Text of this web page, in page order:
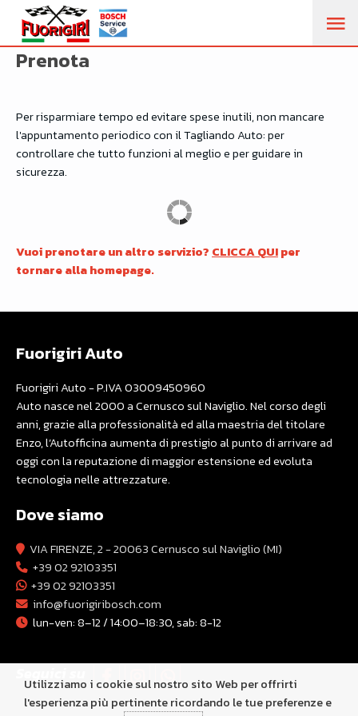
Prenota
Per risparmiare tempo ed evitare spese inutili, non mancare
l'appuntamento periodico con il Tagliando Auto: per
controllare che tutto funzioni al meglio e per guidare in
sicurezza.
Vuoi prenotare un altro servizio? CLICCA QUIper
tornare alla homepage.
Fuorigiri Auto
Fuorigiri Auto - P.IVA 03009450960
Auto nasce nel 2000 a Cernusco sul Naviglio. Nel corso degli
anni, grazie alla professionalità ed alla maestria del titolare
Enzo, l’Autofficina aumenta di prestigio al punto di arrivare ad
oggi con la reputazione di maggior estensione ed evoluta
tecnologia nelle attrezzature.
Dove siamo
VIA FIRENZE, 2 - 20063 Cernusco sul Naviglio (MI)
+39 02 92103351
+39 02 92103351
info@fuorigiribosch.com
lun-ven: 8–12 / 14:00–18:30, sab: 8-12
Utilizziamo i cookie sul nostro sito Web per offrirti
l'esperienza più pertinente ricordando le tue preferenze e